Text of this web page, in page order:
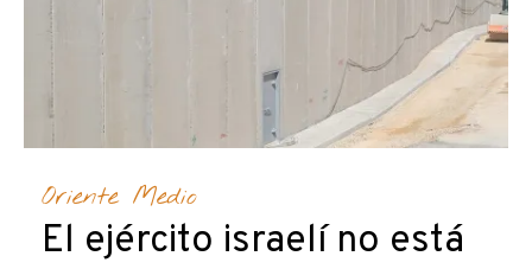
Oriente Medio
El ejército israelí no está